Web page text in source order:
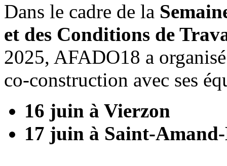
Dans le cadre de la
et des Conditions de
2025, AFADO18 a
co-construction avec ses
16 juin à Vierzon
17 juin à Saint-